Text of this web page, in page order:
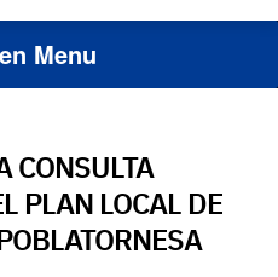
Menu
CONSULTA
PLAN LOCAL DE